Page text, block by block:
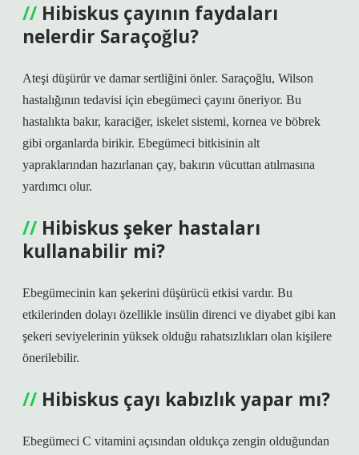
Hibiskus çayının faydaları
nelerdir Saraçoğlu?
Ateşi düşürür ve damar sertliğini önler. Saraçoğlu, Wilson
hastalığının tedavisi için ebegümeci çayını öneriyor. Bu
hastalıkta bakır, karaciğer, iskelet sistemi, kornea ve böbrek
gibi organlarda birikir. Ebegümeci bitkisinin alt
yapraklarından hazırlanan çay, bakırın vücuttan atılmasına
yardımcı olur.
Hibiskus şeker hastaları
kullanabilir mi?
Ebegümecinin kan şekerini düşürücü etkisi vardır. Bu
etkilerinden dolayı özellikle insülin direnci ve diyabet gibi kan
şekeri seviyelerinin yüksek olduğu rahatsızlıkları olan kişilere
önerilebilir.
Hibiskus çayı kabızlık yapar mı?
Ebegümeci C vitamini açısından oldukça zengin olduğundan